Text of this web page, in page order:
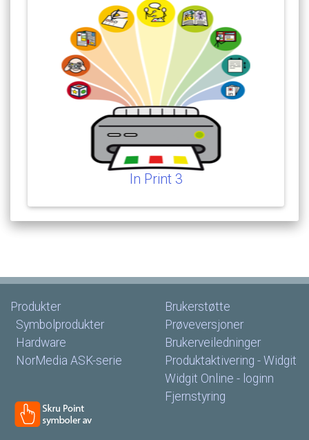
In Print 3
Produkter
Symbolprodukter
Hardware
NorMedia ASK-serie
Brukerstøtte
Prøveversjoner
Brukerveiledninger
Produktaktivering - Widgit
Widgit Online - loginn
Fjernstyring